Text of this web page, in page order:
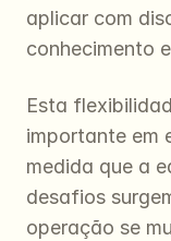
aplicar com
conhecimento
Esta
importante em
medida que a
desafios
operação se